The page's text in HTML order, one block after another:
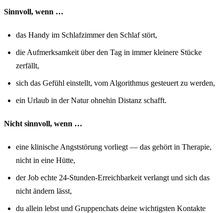
Sinnvoll, wenn …
das Handy im Schlafzimmer den Schlaf stört,
die Aufmerksamkeit über den Tag in immer kleinere Stücke
zerfällt,
sich das Gefühl einstellt, vom Algorithmus gesteuert zu werden,
ein Urlaub in der Natur ohnehin Distanz schafft.
Nicht sinnvoll, wenn …
eine klinische Angststörung vorliegt — das gehört in Therapie,
nicht in eine Hütte,
der Job echte 24-Stunden-Erreichbarkeit verlangt und sich das
nicht ändern lässt,
du allein lebst und Gruppenchats deine wichtigsten Kontakte